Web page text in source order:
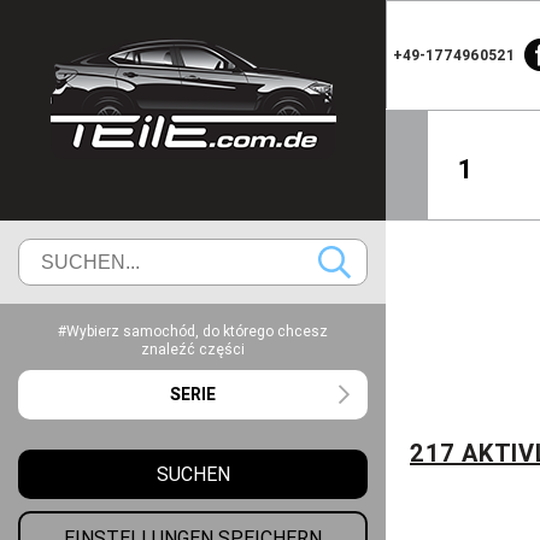
+49-1774960521
1
#Wybierz samochód, do którego chcesz
znaleźć części
SERIE
SUCHEN
217